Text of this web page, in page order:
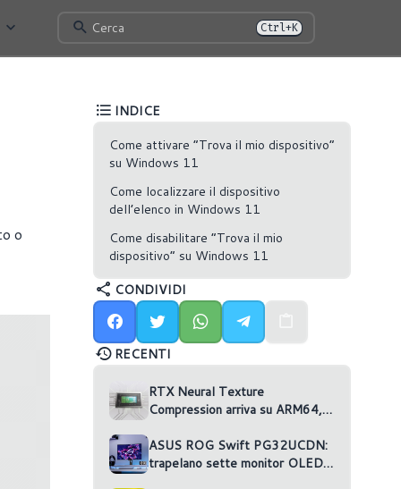
Cerca Ctrl+K
o
INDICE
Come attivare “Trova il mio dispositivo”
su Windows 11
Come localizzare il dispositivo
dell’elenco in Windows 11
Come disabilitare “Trova il mio
dispositivo” su Windows 11
CONDIVIDI
RECENTI
RTX Neural Texture
Compression arriva su ARM64,
ASUS ROG Swift PG32UCDN:
trapelano sette monitor OLED